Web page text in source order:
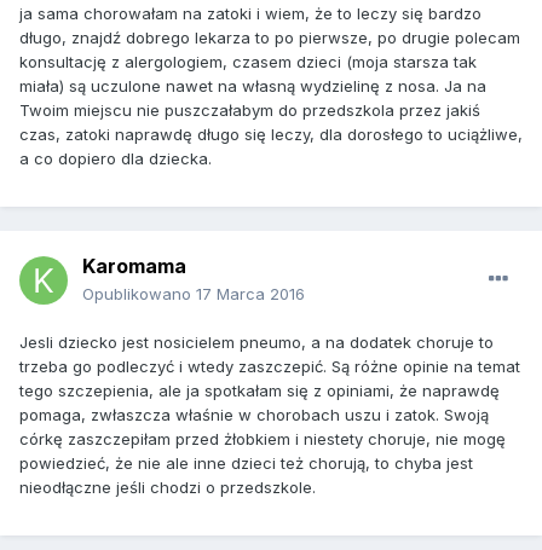
ja sama chorowałam na zatoki i wiem, że to leczy się bardzo
długo, znajdź dobrego lekarza to po pierwsze, po drugie polecam
konsultację z alergologiem, czasem dzieci (moja starsza tak
miała) są uczulone nawet na własną wydzielinę z nosa. Ja na
Twoim miejscu nie puszczałabym do przedszkola przez jakiś
czas, zatoki naprawdę długo się leczy, dla dorosłego to uciążliwe,
a co dopiero dla dziecka.
Karomama
Opublikowano 17 Marca 2016
Jesli dziecko jest nosicielem pneumo, a na dodatek choruje to
trzeba go podleczyć i wtedy zaszczepić. Są różne opinie na temat
tego szczepienia, ale ja spotkałam się z opiniami, że naprawdę
pomaga, zwłaszcza właśnie w chorobach uszu i zatok. Swoją
córkę zaszczepiłam przed żłobkiem i niestety choruje, nie mogę
powiedzieć, że nie ale inne dzieci też chorują, to chyba jest
nieodłączne jeśli chodzi o przedszkole.